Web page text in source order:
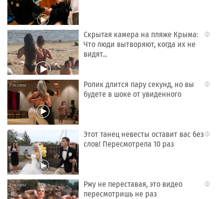
i
Скрытая камера на пляже Крыма:
Что люди вытворяют, когда их не
видят...
i
Ролик длится пару секунд, но вы
будете в шоке от увиденного
i
Этот танец невесты оставит вас без
слов! Пересмотрела 10 раз
i
Ржу не переставая, это видео
пересмотришь не раз